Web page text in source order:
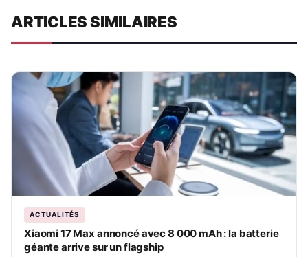
ARTICLES SIMILAIRES
ACTUALITÉS
Xiaomi 17 Max annoncé avec 8 000 mAh : la batterie
géante arrive sur un flagship